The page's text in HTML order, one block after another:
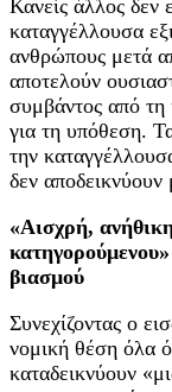
Κανείς άλλος δεν
καταγγέλλουσα
ανθρώπους μετά
αποτελούν
συμβάντος από τη
για τη υπόθεση.
την
δεν
«Αισχρή,
βιασμού
Συνεχίζοντας ο
νομική θέση όλα
καταδεικνύουν